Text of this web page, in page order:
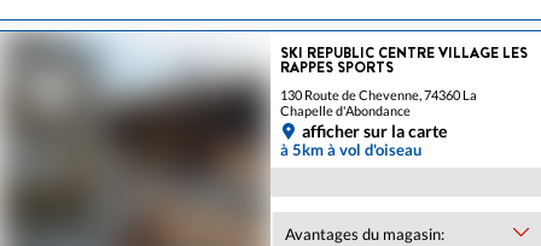
SKI REPUBLIC CENTRE VILLAGE LES
RAPPES SPORTS
130 Route de Chevenne, 74360 La
Chapelle d'Abondance
afficher sur la carte
à 5km à vol d'oiseau
Avantages du magasin: